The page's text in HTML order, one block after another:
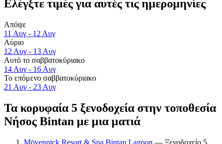
Ελέγξτε τιμές για αυτές τις ημερομηνίες
Απόψε
11 Αυγ - 12 Αυγ
Αύριο
12 Αυγ - 13 Αυγ
Αυτό το σαββατοκύριακο
14 Αυγ - 16 Αυγ
Το επόμενο σαββατοκύριακο
21 Αυγ - 23 Αυγ
Τα κορυφαία 5 ξενοδοχεία στην τοποθεσία
Νήσος Bintan με μια ματιά
Mövenpick Resort & Spa Bintan Lagoon — Ξενοδοχείο 5